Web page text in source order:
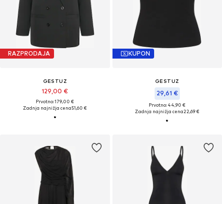
RAZPRODAJA
GESTUZ
129,00 €
Prvotno: 179,00 €
Zadnja najnižja cena51,60 €
KUPON
GESTUZ
29,61 €
Prvotno: 44,90 €
Zadnja najnižja cena22,69 €